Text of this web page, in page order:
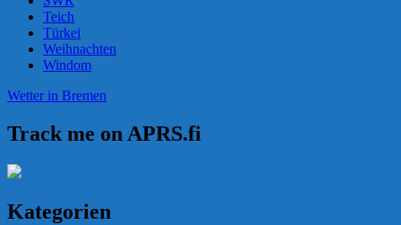
Teich
Türkei
Weihnachten
Windom
Wetter in Bremen
Track me on APRS.fi
Kategorien